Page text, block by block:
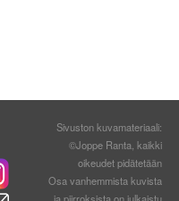
Sivuston kuvamateriaali:
©Joppe Ranta, kaikki
oikeudet pidätetään
Osa vanhemmista kuvista